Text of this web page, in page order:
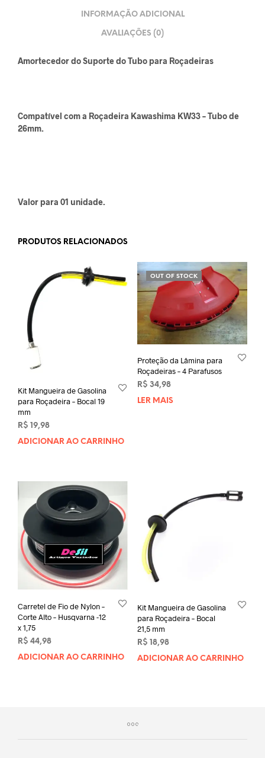
INFORMAÇÃO ADICIONAL
AVALIAÇÕES (0)
Amortecedor do Suporte do Tubo para Roçadeiras
Compatível com a Roçadeira Kawashima KW33 – Tubo de
26mm.
Valor para 01 unidade.
PRODUTOS RELACIONADOS
Kit Mangueira de Gasolina
para Roçadeira – Bocal 19
mm
R$ 19,98
ADICIONAR AO CARRINHO
OUT OF STOCK
Proteção da Lâmina para
Roçadeiras – 4 Parafusos
R$ 34,98
LER MAIS
Carretel de Fio de Nylon –
Corte Alto – Husqvarna -12
x 1,75
R$ 44,98
ADICIONAR AO CARRINHO
Kit Mangueira de Gasolina
para Roçadeira – Bocal
21,5 mm
R$ 18,98
ADICIONAR AO CARRINHO